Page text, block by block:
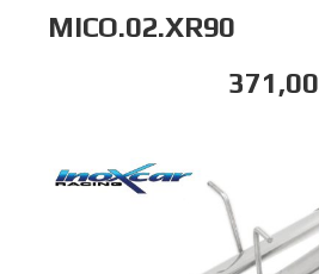
MICO.02.XR90
371,00